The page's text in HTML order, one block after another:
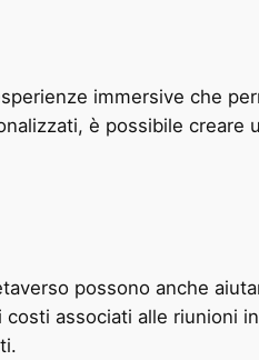
immersive che
è possibile creare
possono anche
associati alle riunioni